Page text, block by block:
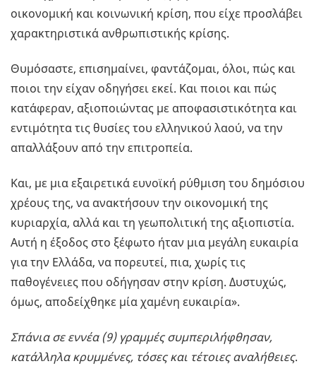
οικονομική και κοινωνική κρίση, που είχε προσλάβει
χαρακτηριστικά ανθρωπιστικής κρίσης.
Θυμόσαστε, επισημαίνει, φαντάζομαι, όλοι, πώς και
ποιοι την είχαν οδηγήσει εκεί. Και ποιοι και πώς
κατάφεραν, αξιοποιώντας με αποφασιστικότητα και
εντιμότητα τις θυσίες του ελληνικού λαού, να την
απαλλάξουν από την επιτροπεία.
Και, με μια εξαιρετικά ευνοϊκή ρύθμιση του δημόσιου
χρέους της, να ανακτήσουν την οικονομική της
κυριαρχία, αλλά και τη γεωπολιτική της αξιοπιστία.
Αυτή η έξοδος στο ξέφωτο ήταν μια μεγάλη ευκαιρία
για την Ελλάδα, να πορευτεί, πια, χωρίς τις
παθογένειες που οδήγησαν στην κρίση. Δυστυχώς,
όμως, αποδείχθηκε μία χαμένη ευκαιρία».
Σπάνια σε εννέα (9) γραμμές συμπεριλήφθησαν,
κατάλληλα κρυμμένες, τόσες και τέτοιες αναλήθειες.